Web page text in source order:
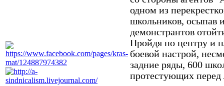
одном из
школьников, осыпав
демонстрантов
Пройдя по центру и
боевой настрой,
задние ряды, 600
протестующих